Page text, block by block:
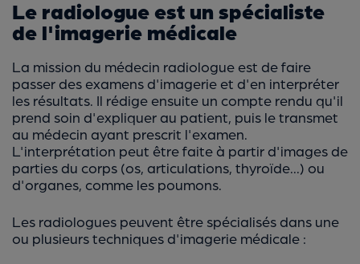
Le radiologue est un spécialiste
de l'imagerie médicale
La mission du médecin radiologue est de faire
passer des examens d'imagerie et d'en interpréter
les résultats. Il rédige ensuite un compte rendu qu'il
prend soin d'expliquer au patient, puis le transmet
au médecin ayant prescrit l'examen.
L'interprétation peut être faite à partir d'images de
parties du corps (os, articulations, thyroïde...) ou
d'organes, comme les poumons.
Les radiologues peuvent être spécialisés dans une
ou plusieurs techniques d'imagerie médicale :